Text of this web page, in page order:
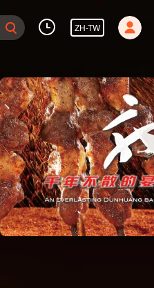
ZH-TW